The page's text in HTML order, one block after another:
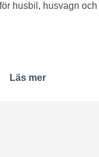
husbil, husvagn
Läs mer